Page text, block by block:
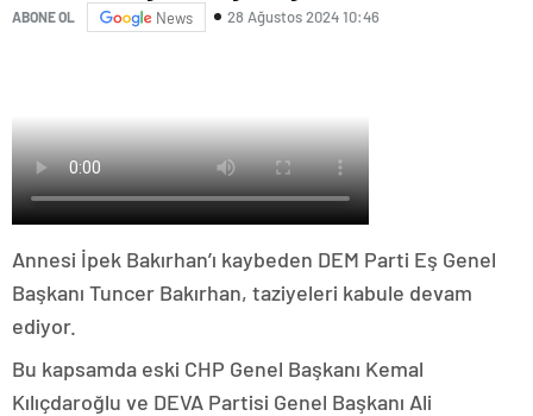
ABONE OL News 28 Ağustos 2024 10:46
Annesi İpek Bakırhan’ı kaybeden DEM Parti Eş Genel
Başkanı Tuncer Bakırhan, taziyeleri kabule devam
ediyor.
Bu kapsamda eski CHP Genel Başkanı Kemal
Kılıçdaroğlu ve DEVA Partisi Genel Başkanı Ali